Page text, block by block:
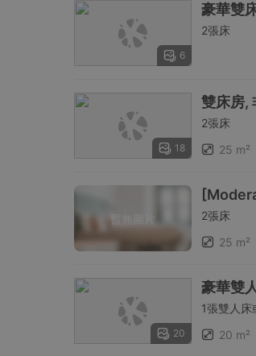
6
豪華雙
2張床
18
雙床房,
2張床
25 m²
暫無圖片
2張床
25 m²
20
豪華雙
1張雙人床
20 m²